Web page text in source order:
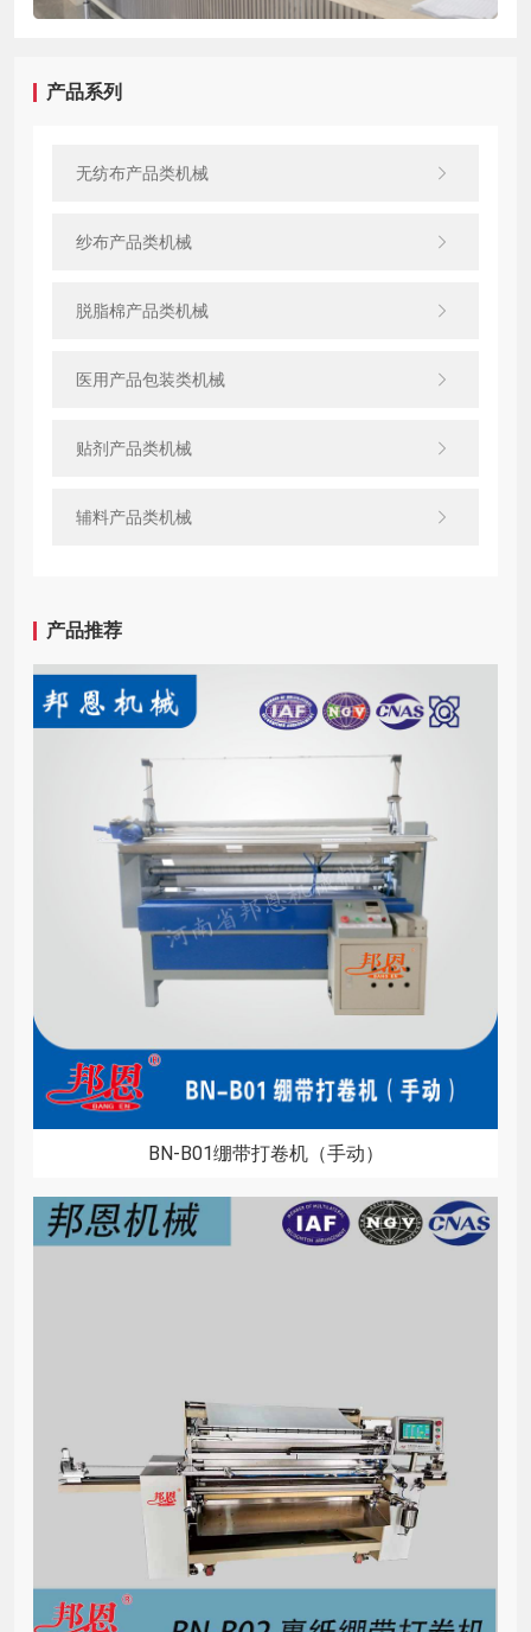
产品系列
无纺布产品类机械
纱布产品类机械
脱脂棉产品类机械
医用产品包装类机械
贴剂产品类机械
辅料产品类机械
产品推荐
BN-B01绷带打卷机（手动）